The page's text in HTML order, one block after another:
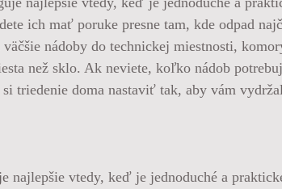
najlepšie vtedy, keď je jednoduché a